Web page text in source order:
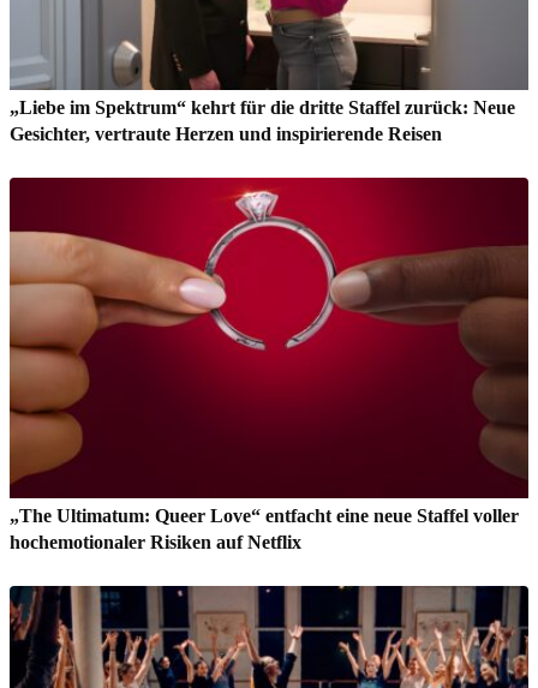
„Liebe im Spektrum“ kehrt für die dritte Staffel zurück: Neue
Gesichter, vertraute Herzen und inspirierende Reisen
„The Ultimatum: Queer Love“ entfacht eine neue Staffel voller
hochemotionaler Risiken auf Netflix